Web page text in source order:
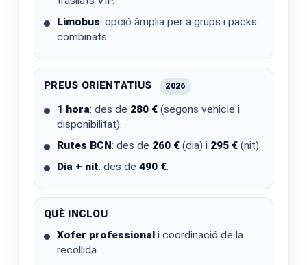
Limobus: opció àmplia per a grups i packs
combinats.
PREUS ORIENTATIUS 2026
1 hora: des de 280 € (segons vehicle i
disponibilitat).
Rutes BCN: des de 260 € (dia) i 295 € (nit).
Dia + nit: des de 490 €.
QUÈ INCLOU
Xofer professional i coordinació de la
recollida.